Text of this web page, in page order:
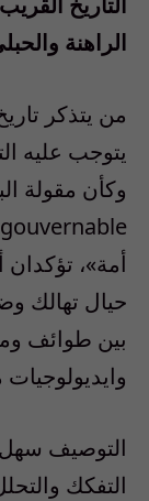
الراهنة
من يتذكر
يتوجب عليه
أمة»،
حيال تهالك
بين طوائف
التوصيف
التفكك